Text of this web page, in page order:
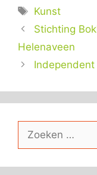
Tags
Kunst
Stichting
Helenaveen
naar: